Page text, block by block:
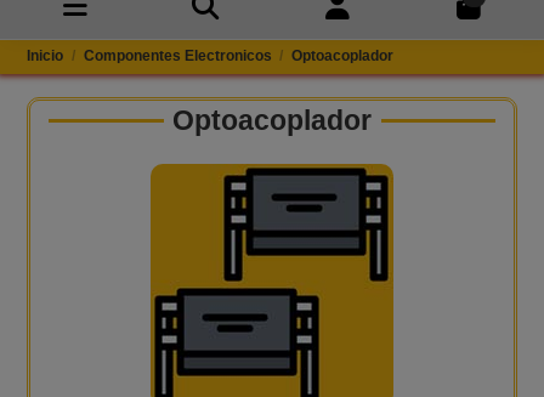
Inicio Componentes Electronicos Optoacoplador
Optoacoplador